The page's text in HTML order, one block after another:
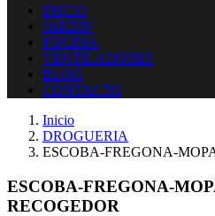
INICIO
JARDIN
PISCINA
VENTILADORES
BLOG
CONTACTO
Inicio
DROGUERIA
ESCOBA-FREGONA-
ESCOBA-FREGONA-
RECOGEDOR